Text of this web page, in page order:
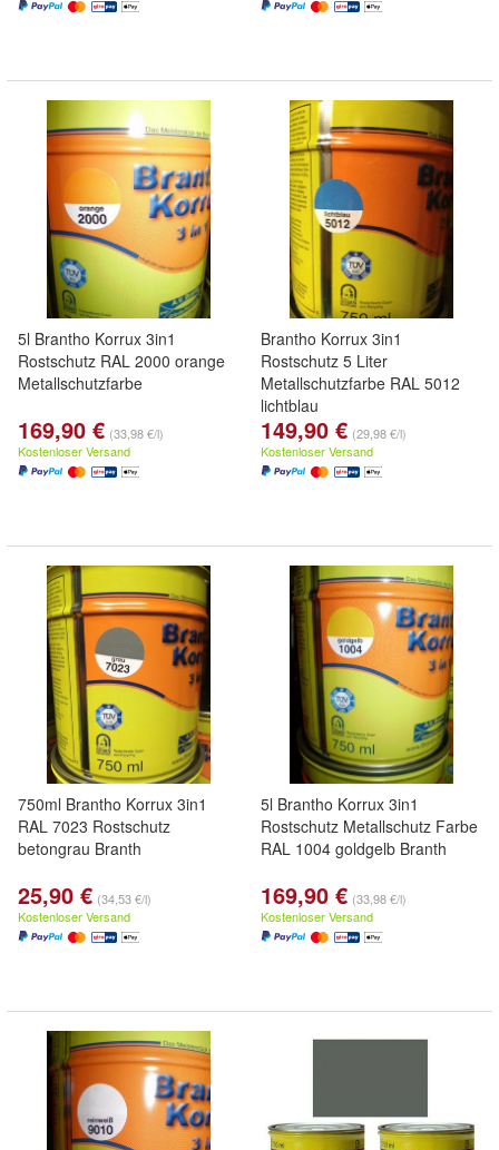
5l Brantho Korrux 3in1
Rostschutz RAL 2000 orange
Metallschutzfarbe
169,90 € (33,98 €/l)
Kostenloser Versand
Brantho Korrux 3in1
Rostschutz 5 Liter
Metallschutzfarbe RAL 5012
lichtblau
149,90 € (29,98 €/l)
Kostenloser Versand
750ml Brantho Korrux 3in1
RAL 7023 Rostschutz
betongrau Branth
25,90 € (34,53 €/l)
Kostenloser Versand
5l Brantho Korrux 3in1
Rostschutz Metallschutz Farbe
RAL 1004 goldgelb Branth
169,90 € (33,98 €/l)
Kostenloser Versand